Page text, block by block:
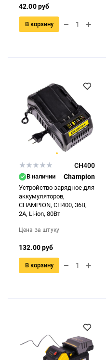
42.00 руб
В корзину
CH400
В наличии Champion
Устройство зарядное для
аккумуляторов,
CHAMPION, CH400, 36В,
2А, Li-ion, 80Вт
Цена за штуку
132.00 руб
В корзину